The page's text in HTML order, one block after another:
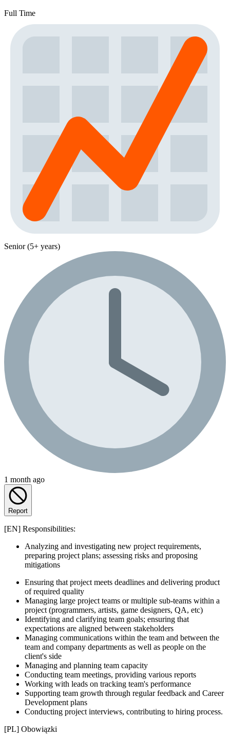
Full Time
Senior (5+ years)
1 month ago
Report
[EN] Responsibilities:
Analyzing and investigating new project requirements,
preparing project plans; assessing risks and proposing
mitigations
Ensuring that project meets deadlines and delivering product
of required quality
Managing large project teams or multiple sub-teams within a
project (programmers, artists, game designers, QA, etc)
Identifying and clarifying team goals; ensuring that
expectations are aligned between stakeholders
Managing communications within the team and between the
team and company departments as well as people on the
client's side
Managing and planning team capacity
Conducting team meetings, providing various reports
Working with leads on tracking team's performance
Supporting team growth through regular feedback and Career
Development plans
Conducting project interviews, contributing to hiring process.
[PL] Obowiązki